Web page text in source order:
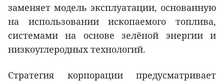
заменяет модель эксплуатации, основанную
на использовании ископаемого топлива,
системами на основе зелёной энергии и
низкоуглеродных технологий.
Стратегия корпорации предусматривает